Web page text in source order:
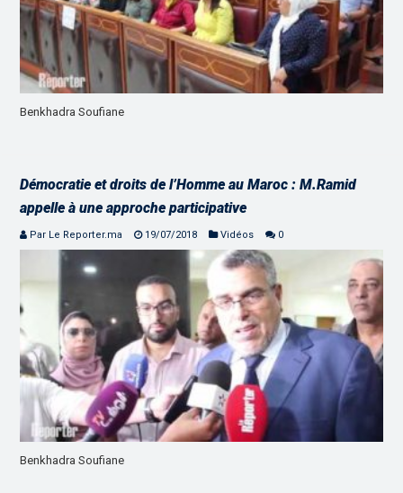
Benkhadra Soufiane
Démocratie et droits de l’Homme au Maroc : M.Ramid
appelle à une approche participative
Par Le Reporter.ma 19/07/2018 Vidéos 0
Benkhadra Soufiane